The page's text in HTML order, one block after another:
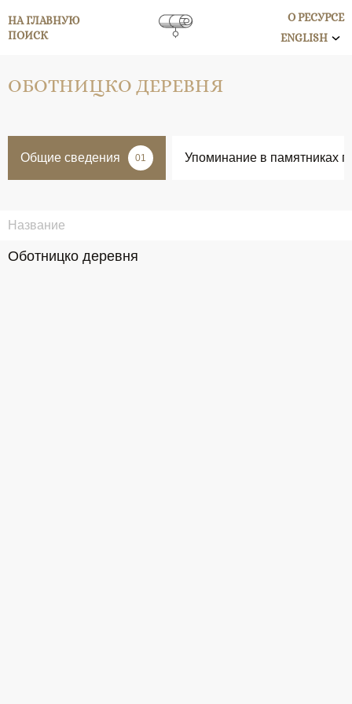
НА ГЛАВНУЮ
ПОИСК
О РЕСУРСЕ
ENGLISH
ОБОТНИЦКО ДЕРЕВНЯ
Общие сведения 01 Упоминание в памятниках
Название
Оботницко деревня